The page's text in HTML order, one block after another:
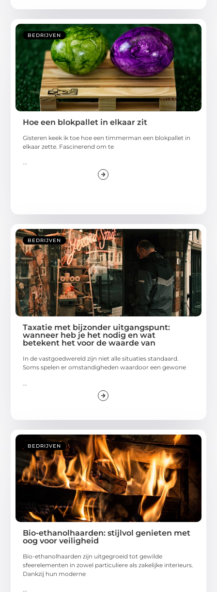
BEDRIJVEN
Hoe een blokpallet in elkaar zit
Gisteren keek ik toe hoe een timmerman een blokpallet in
elkaar zette. Fascinerend om te
...
BEDRIJVEN
Taxatie met bijzonder uitgangspunt:
wanneer heb je het nodig en wat
betekent het voor de waarde van
In de vastgoedwereld zijn niet alle situaties standaard.
Soms spelen er omstandigheden waardoor een gewone
BEDRIJVEN
Bio-ethanolhaarden: stijlvol genieten met
oog voor veiligheid
Bio-ethanolhaarden zijn uitgegroeid tot gewilde
sfeerelementen in zowel particuliere als zakelijke interieurs.
Dankzij hun moderne